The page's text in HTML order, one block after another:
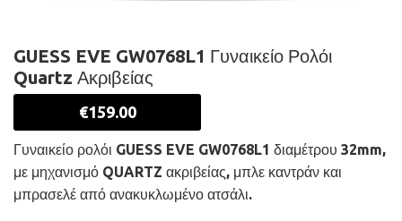
GUESS EVE GW0768L1 Γυναικείο Ρολόι
Quartz Ακριβείας
€159.00
Γυναικείο ρολόι GUESS EVE GW0768L1 διαμέτρου 32mm,
με μηχανισμό QUARTZ ακριβείας, μπλε καντράν και
μπρασελέ από ανακυκλωμένο ατσάλι.